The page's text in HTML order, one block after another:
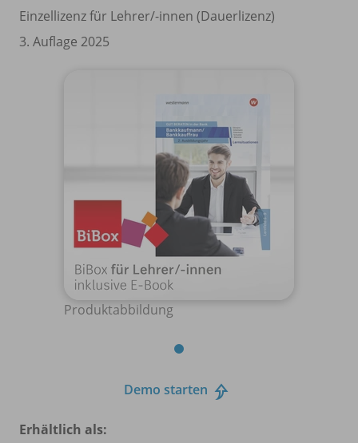
Einzellizenz für Lehrer/-innen (Dauerlizenz)
3. Auflage 2025
Produktabbildung
Demo starten
Erhältlich als: